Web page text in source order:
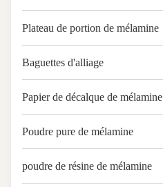
Plateau de portion de mélamine
Baguettes d'alliage
Papier de décalque de mélamine
Poudre pure de mélamine
poudre de résine de mélamine